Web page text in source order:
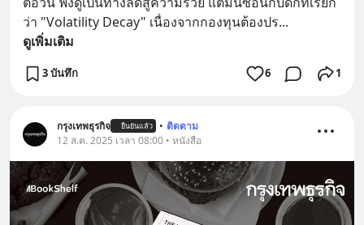
ว่า "Volatility Decay" เนื่องจากกองทุนต้องปร...
ดูเพิ่มเติม
3 บันทึก 6 1
กรุงเทพธุรกิจ ยืนยันแล้ว • ติดตาม
12 ส.ค. 2025 เวลา 08:00 • หนังสือ